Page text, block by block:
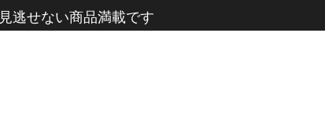
逃せない商品満載です